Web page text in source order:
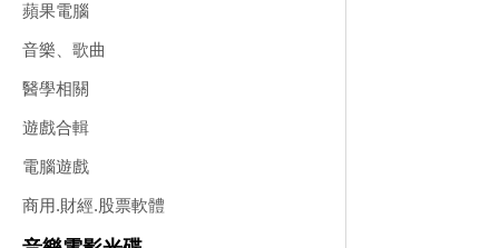
蘋果電腦
音樂、歌曲
醫學相關
遊戲合輯
電腦遊戲
商用.財經.股票軟體